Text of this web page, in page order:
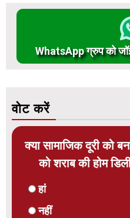
WhatsApp ग्रुप को
वोट करें
क्या सामाजिक दूरी को
को शराब की होम
हां
नहीं